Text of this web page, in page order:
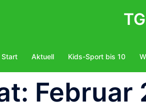
Start Aktuell Kids-Sport bis 10
Februar